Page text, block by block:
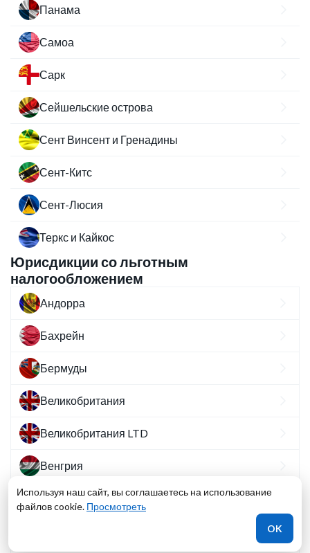
Панама
Самоа
Сарк
Сейшельские острова
Сент Винсент и Гренадины
Сент-Китс
Сент-Люсия
Теркс и Кайкос
Юрисдикции со льготным
налогообложением
Андорра
Бахрейн
Бермуды
Великобритания
Великобритания LTD
Венгрия
Гибралтар
Используя наш сайт, вы соглашаетесь на использование
файлов cookie. Просмотреть
OK